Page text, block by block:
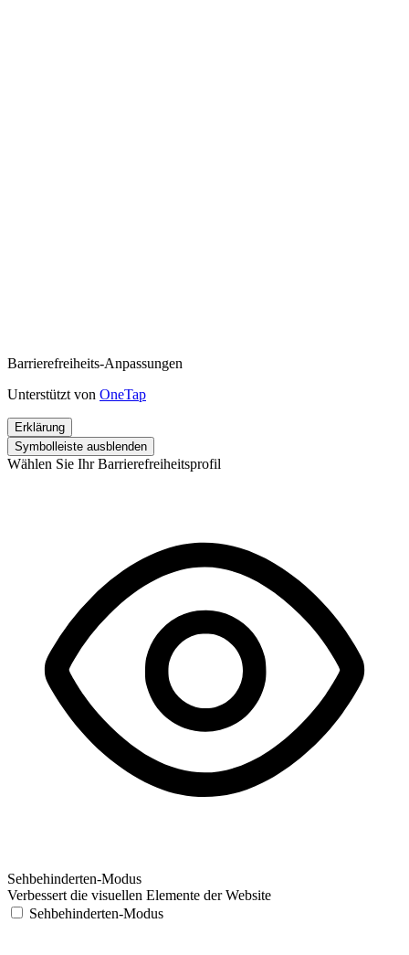
Barrierefreiheits-Anpassungen
Unterstützt von OneTap
Erklärung
Symbolleiste ausblenden
Wählen Sie Ihr Barrierefreiheitsprofil
Sehbehinderten-Modus
Verbessert die visuellen Elemente der Website
Sehbehinderten-Modus